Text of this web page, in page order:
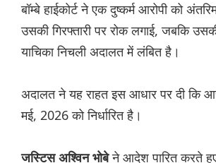
बॉम्बे हाईकोर्ट ने एक दुष्कर्म आरोपी को
उसकी गिरफ्तारी पर रोक लगाई, जबकि
याचिका निचली अदालत में लंबित है।
अदालत ने यह राहत इस आधार पर दी कि
मई, 2026 को निर्धारित है।
जस्टिस अश्विन भोबेने आदेश पारित करते